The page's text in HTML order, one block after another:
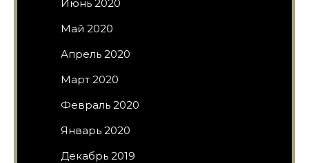
Июнь 2020
Май 2020
Апрель 2020
Март 2020
Февраль 2020
Январь 2020
Декабрь 2019